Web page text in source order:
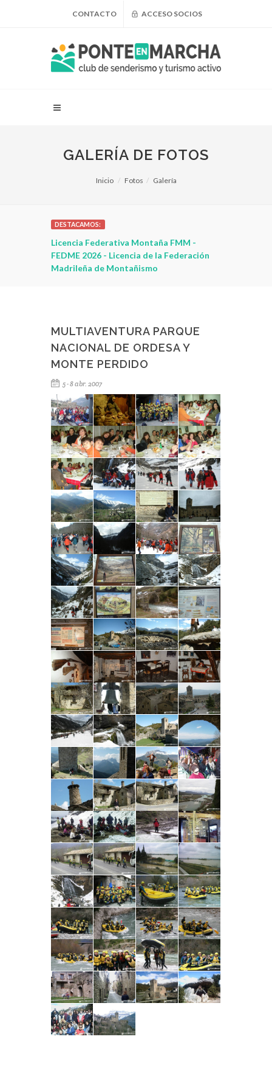
CONTACTO ACCESO SOCIOS
GALERÍA DE FOTOS
Inicio Fotos Galería
DESTACAMOS:
Licencia Federativa Montaña FMM -
FEDME 2026 - Licencia de la Federación
Madrileña de Montañismo
MULTIAVENTURA PARQUE
NACIONAL DE ORDESA Y
MONTE PERDIDO
5 - 8 abr. 2007